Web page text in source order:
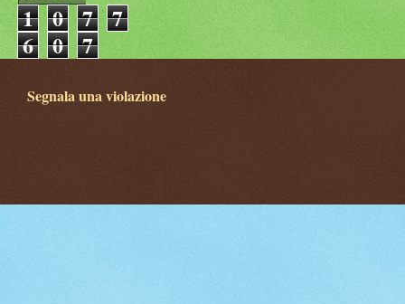
1 0 7 7
6 0 7
Segnala una violazione